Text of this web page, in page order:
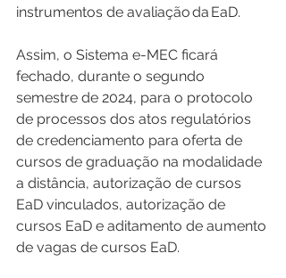
instrumentos de avaliação da EaD.
Assim, o Sistema e-MEC ficará
fechado, durante o segundo
semestre de 2024, para o protocolo
de processos dos atos regulatórios
de credenciamento para oferta de
cursos de graduação na modalidade
a distância, autorização de cursos
EaD vinculados, autorização de
cursos EaD e aditamento de aumento
de vagas de cursos EaD.